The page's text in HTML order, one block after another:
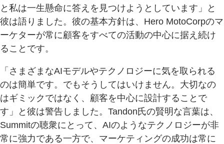
と私は一生懸命に答えを見つけようとしています」と
彼は語りました。彼の基本方針は、Hero MotoCorpのマ
ーケターが常に顧客をすべての活動の中心に据え続け
ることです。
「さまざまなAIモデルやテクノロジーに気を取られる
のは簡単です。でもそうしてはいけません。大切なの
はギミックではなく、顧客を中心に設計することで
す」と彼は警告しました。Tandon氏の賢明な言葉は、
Summitの聴衆にとって、AIのようなテクノロジーが非
常に強力である一方で、マーケティングの成功は常に